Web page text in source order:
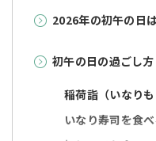
2026年の初午の日
初午の日の過ごし方
稲荷詣（いなり
いなり寿司を食